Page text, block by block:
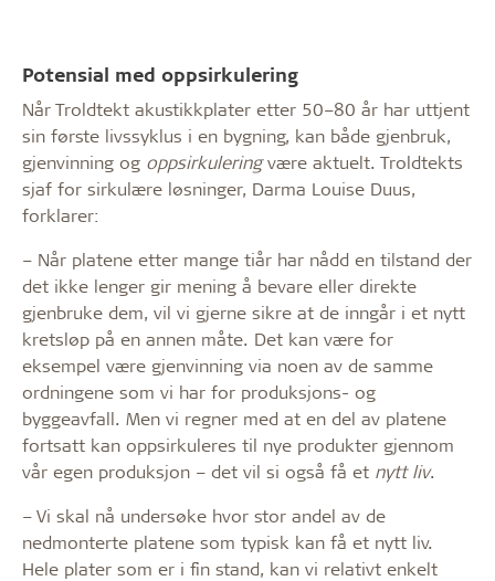
Potensial med oppsirkulering
Når Troldtekt akustikkplater etter 50–80 år har uttjent
sin første livssyklus i en bygning, kan både gjenbruk,
gjenvinning og oppsirkuleringvære aktuelt. Troldtekts
sjaf for sirkulære løsninger, Darma Louise Duus,
forklarer:
– Når platene etter mange tiår har nådd en tilstand der
det ikke lenger gir mening å bevare eller direkte
gjenbruke dem, vil vi gjerne sikre at de inngår i et nytt
kretsløp på en annen måte. Det kan være for
eksempel være gjenvinning via noen av de samme
ordningene som vi har for produksjons- og
byggeavfall. Men vi regner med at en del av platene
fortsatt kan oppsirkuleres til nye produkter gjennom
vår egen produksjon – det vil si også få et nytt liv.
– Vi skal nå undersøke hvor stor andel av de
nedmonterte platene som typisk kan få et nytt liv.
Hele plater som er i fin stand, kan vi relativt enkelt